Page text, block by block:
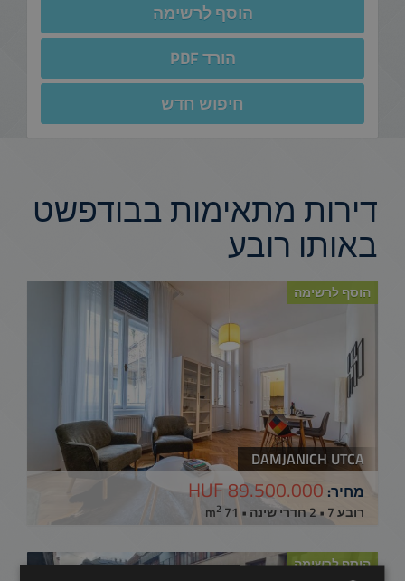
הוסף לרשימה
הורד PDF
חיפוש חדש
דירות מתאימות בבודפשט
באותו רובע
הוסף לרשימה
DAMJANICH UTCA
מחיר: 89.500.000 HUF
רובע 7 • 2 חדרי שינה • 71 m 2
הוסף לרשימה